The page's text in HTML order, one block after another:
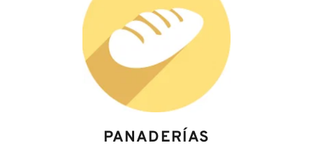
PANADERÍAS